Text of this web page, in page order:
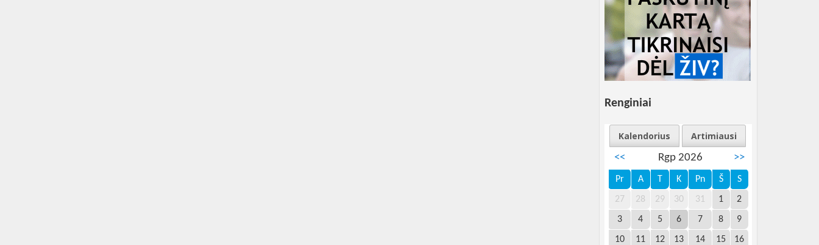
Renginiai
Kalendorius
Artimiausi
<<
Rgp 2026 >>
Pr A T K Pn Š S
27 28 29 30 31 1 2
3 4 5 6 7 8 9
10 11 12 13 14 15 16